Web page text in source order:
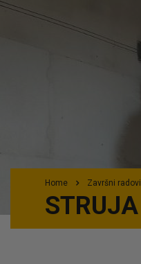
Home Završni radovi
STRUJA